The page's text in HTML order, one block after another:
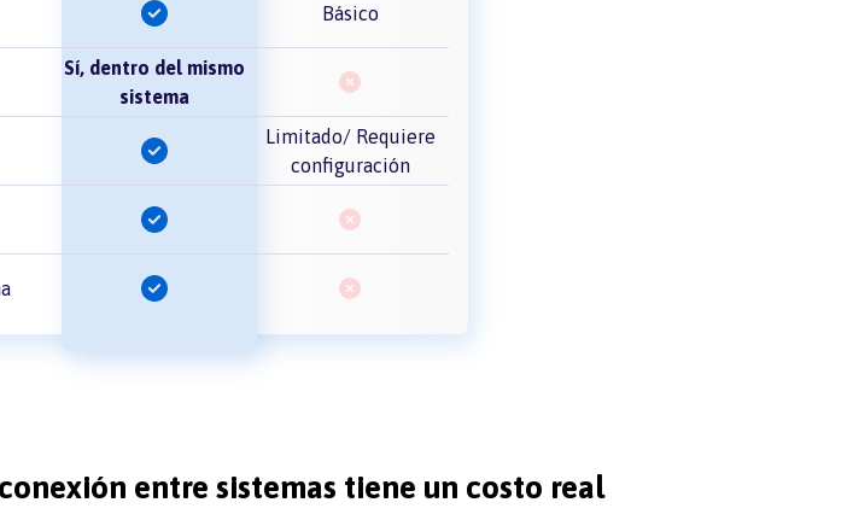
Básico
Sí, dentro del mismo
sistema
Limitado/ Requiere
configuración
entre sistemas tiene un costo real